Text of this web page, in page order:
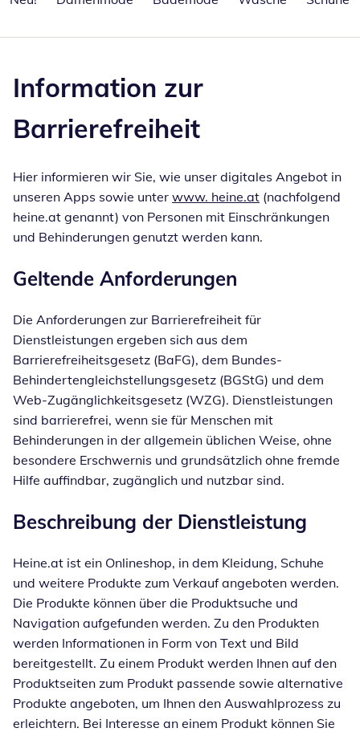
Information zur
Barrierefreiheit
Hier informieren wir Sie, wie unser digitales Angebot in
unseren Apps sowie unter www. heine.at (nachfolgend
heine.at genannt) von Personen mit Einschränkungen
und Behinderungen genutzt werden kann.
Geltende Anforderungen
Die Anforderungen zur Barrierefreiheit für
Dienstleistungen ergeben sich aus dem
Barrierefreiheitsgesetz (BaFG), dem Bundes-
Behindertengleichstellungsgesetz (BGStG) und dem
Web-Zugänglichkeitsgesetz (WZG). Dienstleistungen
sind barrierefrei, wenn sie für Menschen mit
Behinderungen in der allgemein üblichen Weise, ohne
besondere Erschwernis und grundsätzlich ohne fremde
Hilfe auffindbar, zugänglich und nutzbar sind.
Beschreibung der Dienstleistung
Heine.at ist ein Onlineshop, in dem Kleidung, Schuhe
und weitere Produkte zum Verkauf angeboten werden.
Die Produkte können über die Produktsuche und
Navigation aufgefunden werden. Zu den Produkten
werden Informationen in Form von Text und Bild
bereitgestellt. Zu einem Produkt werden Ihnen auf den
Produktseiten zum Produkt passende sowie alternative
Produkte angeboten, um Ihnen den Auswahlprozess zu
erleichtern. Bei Interesse an einem Produkt können Sie